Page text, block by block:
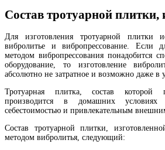
Состав тротуарной плитки,
Для изготовления тротуарной плитки
вибролитье и вибропрессование. Если
методом вибропрессования понадобится
оборудование, то изготовление
абсолютно не затратное и возможно даже в
Тротуарная плитка, состав которой
производится в домашних условиях
себестоимостью и привлекательным
Состав тротуарной плитки,
методом вибролитья, следующий: